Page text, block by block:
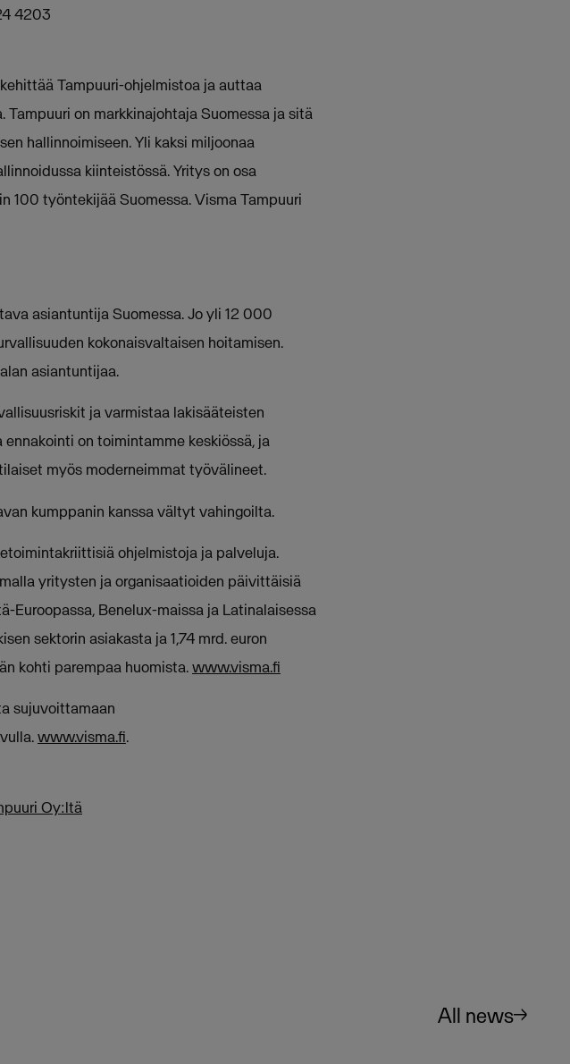
4203
Tampuuri-ohjelmistoa ja auttaa
on markkinajohtaja Suomessa ja sitä
hallinnoimiseen. Yli kaksi miljoonaa
kiinteistössä. Yritys on osa
100 työntekijää Suomessa. Visma Tampuuri
asiantuntija Suomessa. Jo yli 12 000
kokonaisvaltaisen hoitamisen.
asiantuntijaa.
ja varmistaa lakisääteisten
on toimintamme keskiössä, ja
myös moderneimmat työvälineet.
kumppanin kanssa vältyt vahingoilta.
ohjelmistoja ja palveluja.
yritysten ja organisaatioiden päivittäisiä
Euroopassa, Benelux-maissa ja Latinalaisessa
sektorin asiakasta ja 1,74 mrd. euron
kohti parempaa huomista.www.visma.fi
sujuvoittamaan
www.visma.fi.
Oy:ltä
All news